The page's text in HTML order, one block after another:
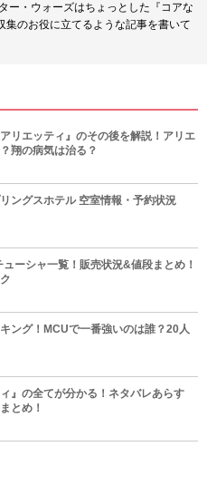
ー・ウォーズはちょっとした『コアな
集のお役に立てるような記事を書いて
リエッティ』のその後を解説！アリエ
翔の病気は治る？
ングスホテル 空室情報・予約状況
ューシャ一覧！販売状況&値段まとめ！
ング！MCUで一番強いのは誰？20人
』の全てが分かる！ネタバレあらす
とめ！